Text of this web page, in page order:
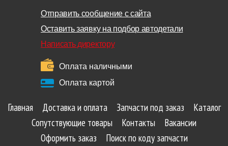
Отправить сообщение с сайта
Оставить заявку на подбор автодетали
Написать директору
Оплата наличными
Оплата картой
Главная Доставка и оплата Запчасти под заказ
Каталог
Сопутствующие товары
Контакты
Вакансии
Оформить заказ
Поиск по коду запчасти